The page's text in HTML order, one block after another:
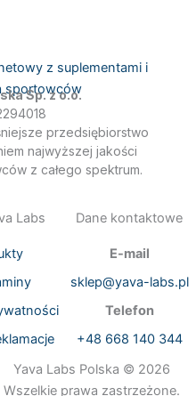
m
Sp. z o.o.
przedsiębiorstwo
najwyższej jakości
z całego spektrum.
Labs Dane kontaktowe
E-mail
sklep@yava-labs.pl
Telefon
+48 668 140 344
Yava Labs Polska © 2026
Wszelkie prawa zastrzeżone.